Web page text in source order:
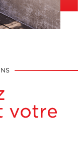
votre